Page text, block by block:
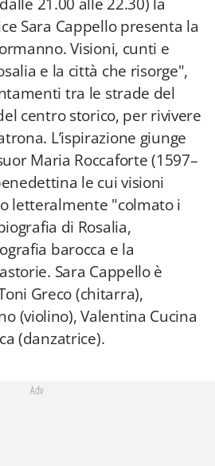
Sara Cappello presenta la
Visioni, cunti e
e la città che risorge",
tra le strade del
centro storico, per rivivere
L’ispirazione giunge
Maria Roccaforte (1597–
le cui visioni
letteralmente "colmato i
di Rosalia,
barocca e la
Sara Cappello è
Greco (chitarra),
(violino), Valentina Cucina
(danzatrice).
Adv